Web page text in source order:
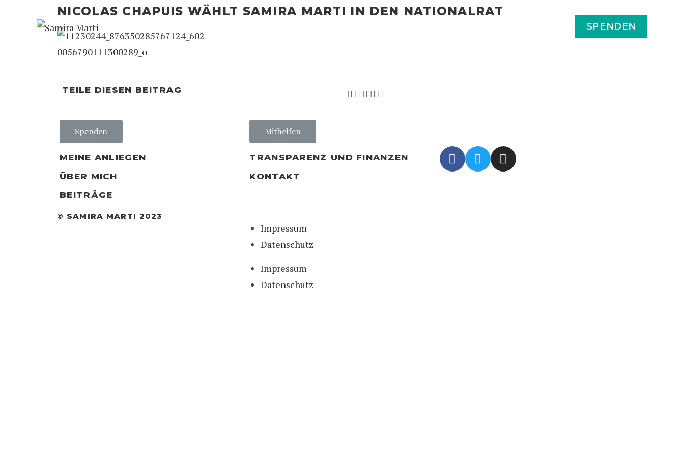
SPENDEN
NICOLAS CHAPUIS WÄHLT SAMIRA MARTI IN DEN NATIONALRAT
TEILE DIESEN BEITRAG
Spenden
MEINE ANLIEGEN
ÜBER MICH
BEITRÄGE
Mithelfen
TRANSPARENZ UND FINANZEN
KONTAKT
© SAMIRA MARTI 2023
Impressum
Datenschutz
Impressum
Datenschutz